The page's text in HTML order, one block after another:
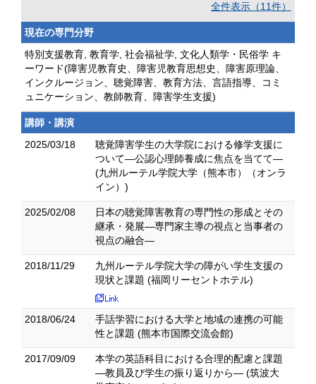
全件表示（11件）
現在の専門分野
特別支援教育, 教育学, 社会福祉学, 文化人類学・民俗学 キ
ーワード(障害児教育史、障害児教育思想史、障害原理論、
インクルージョン、聴覚障害、教育方法、言語指導、コミ
ュニケーション、教師教育、障害学生支援)
講師・講演
2025/03/18
聴覚障害学生の大学院における修学支援に
ついて―公認心理師養成に焦点を当てて―
(九州ルーテル学院大学（熊本市）（オンラ
イン）)
2025/02/08
日本の聴覚障害教育の専門性の形成とその
継承・発展―専門家主導の視点と当事者の
視点の融合―
2018/11/29
九州ルーテル学院大学の障がい学生支援の
現状と課題 (福岡リーセントホテル)
2018/06/24
手話学習における大学と地域の連携の可能
性と課題 (熊本市国際交流会館)
2017/09/09
本学の英語科目における合理的配慮と課題
―教員及び学生の振り返りから― (筑波大